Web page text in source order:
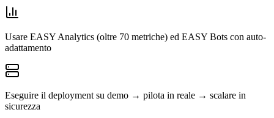
Usare EASY Analytics (oltre 70 metriche) ed EASY Bots con auto-
adattamento
Eseguire il deployment su demo → pilota in reale → scalare in
sicurezza